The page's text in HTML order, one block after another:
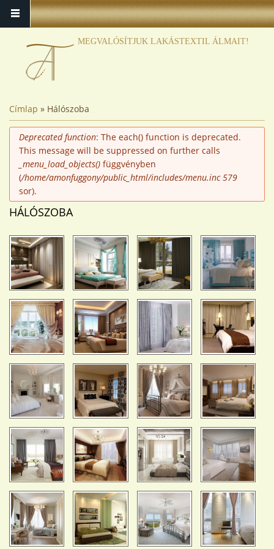
MEGVALÓSÍTJUK LAKÁSTEXTIL ÁLMAIT!
JELENLEGI HELY
Címlap » Hálószoba
HIBAÜZENET
Deprecated function: The each() function is deprecated.
This message will be suppressed on further calls
_menu_load_objects() függvényben
(/home/amonfuggony/public_html/includes/menu.inc 579
sor).
HÁLÓSZOBA